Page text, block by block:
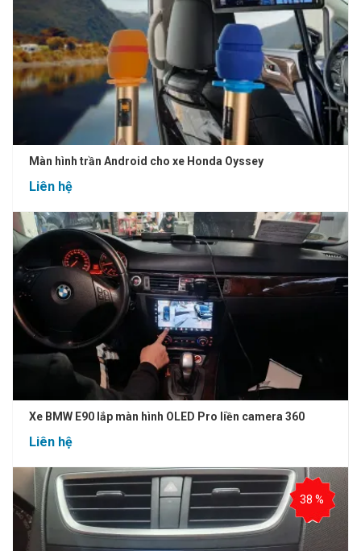
Màn hình trần Android cho xe Honda Oyssey
Liên hệ
Xe BMW E90 lắp màn hình OLED Pro liền camera 360
Liên hệ
38 %